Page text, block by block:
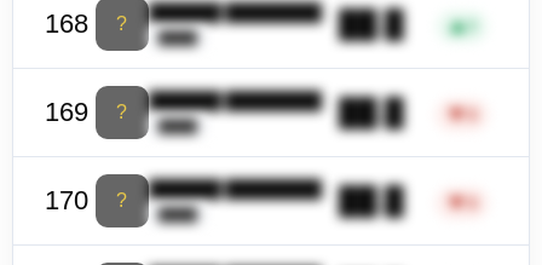
168 ?
██████ ████████
████ ██.█ ▲1
169 ?
██████ ████████
████ ██.█ ▼
170 ?
██████ ████████
████ ██.█ ▼